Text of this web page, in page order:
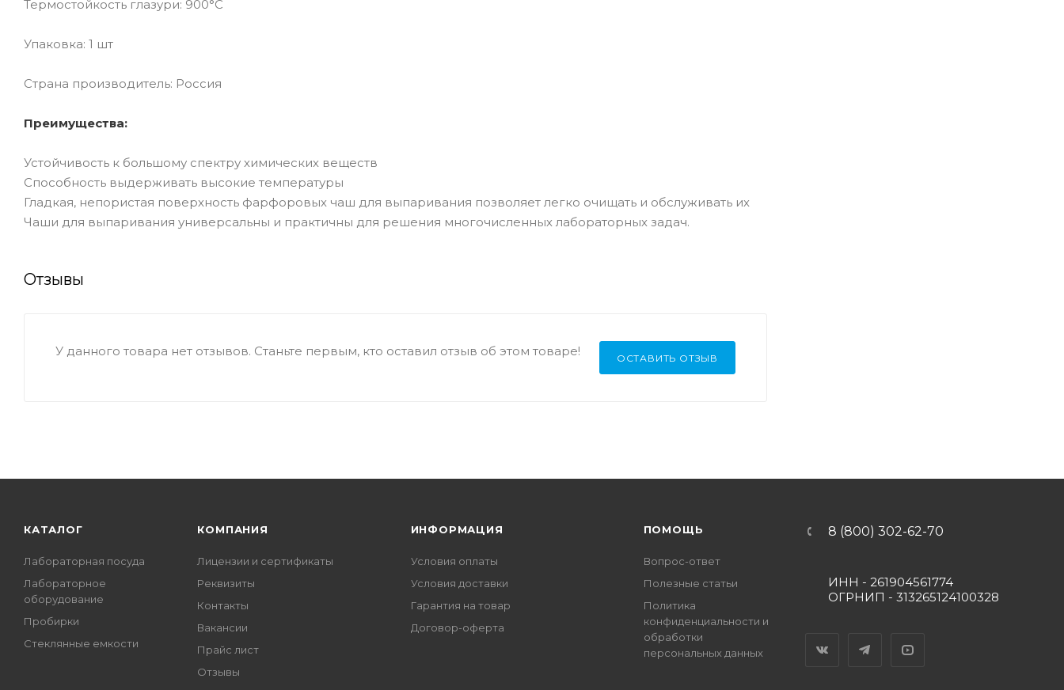
Термостойкость глазури: 900°С
Упаковка: 1 шт
Страна производитель: Россия
Преимущества:
Устойчивость к большому спектру химических веществ
Способность выдерживать высокие температуры
Гладкая, непористая поверхность фарфоровых чаш для выпаривания позволяет легко очищать и обслуживать их
Чаши для выпаривания универсальны и практичны для решения многочисленных лабораторных задач.
Отзывы
ОСТАВИТЬ ОТЗЫВ
У данного товара нет отзывов. Станьте первым, кто оставил отзыв об этом товаре!
КАТАЛОГ
Лабораторная посуда
Лабораторное
оборудование
Пробирки
Стеклянные емкости
КОМПАНИЯ
Лицензии и сертификаты
Реквизиты
Контакты
Вакансии
Прайс лист
Отзывы
ИНФОРМАЦИЯ
Условия оплаты
Условия доставки
Гарантия на товар
Договор-оферта
ПОМОЩЬ
Вопрос-ответ
Полезные статьи
Политика
конфиденциальности и
обработки
персональных данных
8 (800) 302-62-70
ИНН - 261904561774
ОГРНИП - 313265124100328